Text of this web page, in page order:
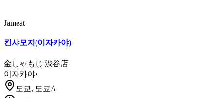
Jameat
킨샤모지(이자카야)
金しゃもじ 渋谷店
이자카야•
도쿄, 도쿄A